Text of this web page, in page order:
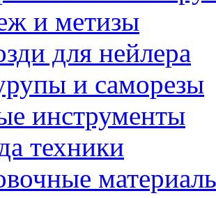
и метизы
для нейлера
и саморезы
инструменты
техники